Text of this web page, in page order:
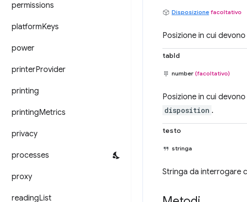
permissions
platformKeys
power
printerProvider
printing
printingMetrics
privacy
processes
proxy
readingList
Disposizione facoltativo
Posizione in cui
tabId
number (facoltativo)
Posizione in cui
disposition .
testo
stringa
Stringa da interrogare